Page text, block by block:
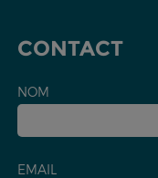
CONTACT
NOM
EMAIL